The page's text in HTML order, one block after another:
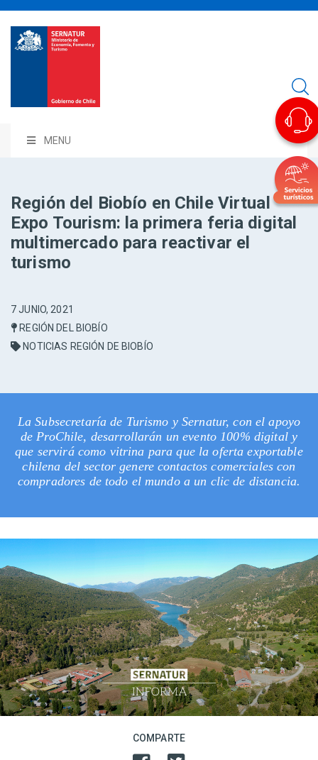
MENU
Región del Biobío en Chile Virtual
Expo Tourism: la primera feria digital
multimercado para reactivar el
turismo
7 JUNIO, 2021
REGIÓN DEL BIOBÍO
NOTICIAS REGIÓN DE BIOBÍO
La Subsecretaría de Turismo y Sernatur, con el apoyo
de ProChile, desarrollarán un evento 100% digital y
que servirá como vitrina para que la oferta exportable
chilena del sector genere contactos comerciales con
compradores de todo el mundo a un clic de distancia.
COMPARTE